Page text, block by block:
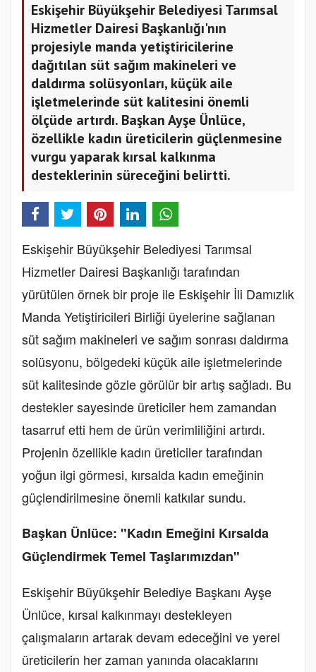
Eskişehir Büyükşehir Belediyesi Tarımsal
Hizmetler Dairesi Başkanlığı'nın
projesiyle manda yetiştiricilerine
dağıtılan süt sağım makineleri ve
daldırma solüsyonları, küçük aile
işletmelerinde süt kalitesini önemli
ölçüde artırdı. Başkan Ayşe Ünlüce,
özellikle kadın üreticilerin güçlenmesine
vurgu yaparak kırsal kalkınma
desteklerinin süreceğini belirtti.
Eskişehir Büyükşehir Belediyesi Tarımsal
Hizmetler Dairesi Başkanlığı tarafından
yürütülen örnek bir proje ile Eskişehir İli Damızlık
Manda Yetiştiricileri Birliği üyelerine sağlanan
süt sağım makineleri ve sağım sonrası daldırma
solüsyonu, bölgedeki küçük aile işletmelerinde
süt kalitesinde gözle görülür bir artış sağladı. Bu
destekler sayesinde üreticiler hem zamandan
tasarruf etti hem de ürün verimliliğini artırdı.
Projenin özellikle kadın üreticiler tarafından
yoğun ilgi görmesi, kırsalda kadın emeğinin
güçlendirilmesine önemli katkılar sundu.
Başkan Ünlüce: "Kadın Emeğini Kırsalda
Güçlendirmek Temel Taşlarımızdan"
Eskişehir Büyükşehir Belediye Başkanı Ayşe
Ünlüce, kırsal kalkınmayı destekleyen
çalışmaların artarak devam edeceğini ve yerel
üreticilerin her zaman yanında olacaklarını